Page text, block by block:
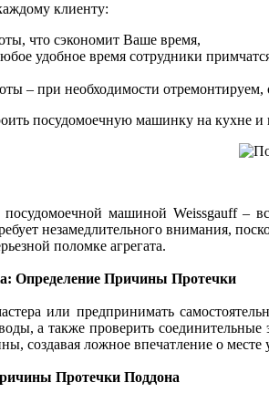
клиенту:
что сэкономит Ваше время,
удобное время сотрудники
– при необходимости
посудомоечную машинку на кухне
машиной Weissgauff –
незамедлительного внимания,
поломке агрегата.
Определение Причины Протечки
или предпринимать
а также проверить
создавая ложное впечатление о
Протечки Поддона